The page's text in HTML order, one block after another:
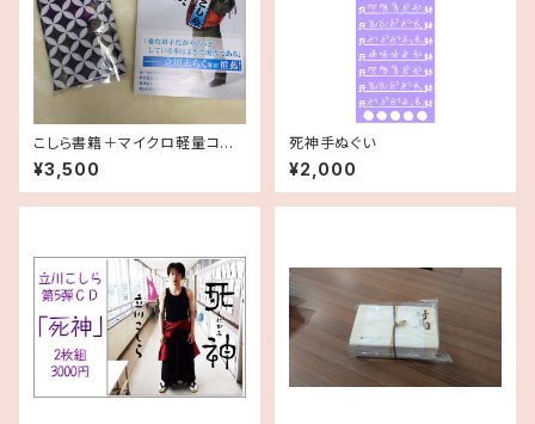
こしら書籍＋マイクロ軽量コン
パクト財布セット
¥3,500
死神手ぬぐい
¥2,000